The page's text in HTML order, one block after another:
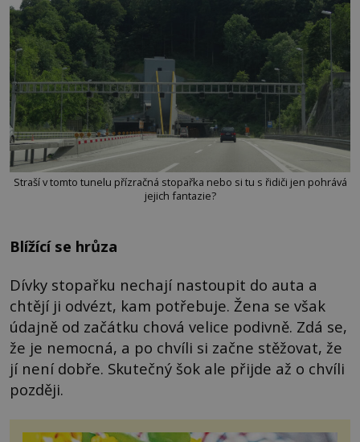
Straší v tomto tunelu přízračná stopařka nebo si tu s řidiči jen pohrává
jejich fantazie?
Blížící se hrůza
Dívky stopařku nechají nastoupit do auta a
chtějí ji odvézt, kam potřebuje. Žena se však
údajně od začátku chová velice podivně. Zdá se,
že je nemocná, a po chvíli si začne stěžovat, že
jí není dobře. Skutečný šok ale přijde až o chvíli
později.